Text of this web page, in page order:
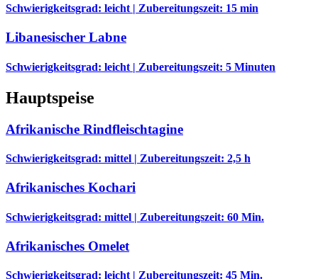
Schwierigkeitsgrad: leicht | Zubereitungszeit: 15 min
Libanesischer Labne
Schwierigkeitsgrad: leicht | Zubereitungszeit: 5 Minuten
Hauptspeise
Afrikanische Rindfleischtagine
Schwierigkeitsgrad: mittel | Zubereitungszeit: 2,5 h
Afrikanisches Kochari
Schwierigkeitsgrad: mittel | Zubereitungszeit: 60 Min.
Afrikanisches Omelet
Schwierigkeitsgrad: leicht | Zubereitungszeit: 45 Min.